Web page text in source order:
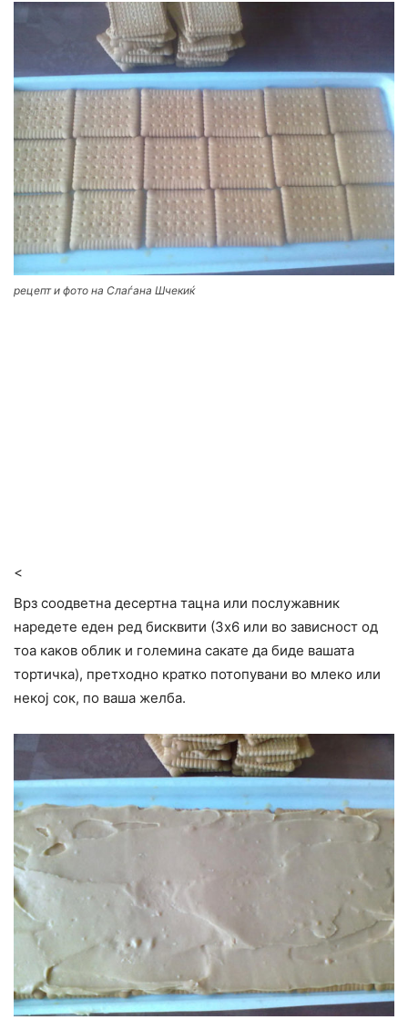
рецепт и фото на Слаѓана Шчекиќ
<
Врз соодветна десертна тацна или послужавник
наредете еден ред бисквити (3х6 или во зависност од
тоа каков облик и големина сакате да биде вашата
тортичка), претходно кратко потопувани во млеко или
некој сок, по ваша желба.